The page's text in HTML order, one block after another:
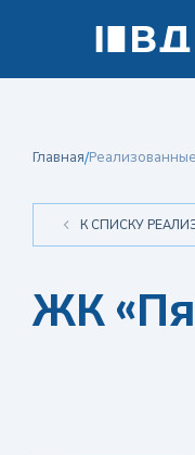
Главная/
К СПИСКУ
ЖК